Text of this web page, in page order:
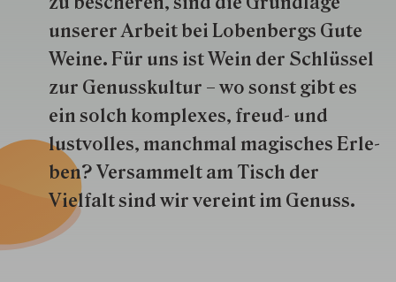
unserer Arbeit bei Lobenbergs Gute
Weine. Für uns ist Wein der Schlüs­sel
zur Genuss­kultur – wo sonst gibt es
ein solch kom­plexes, freud- und
lustvolles, manchmal ma­gisch­es Er­le­
ben? Versammelt am Tisch der
Vielfalt sind wir ver­eint im Genuss.